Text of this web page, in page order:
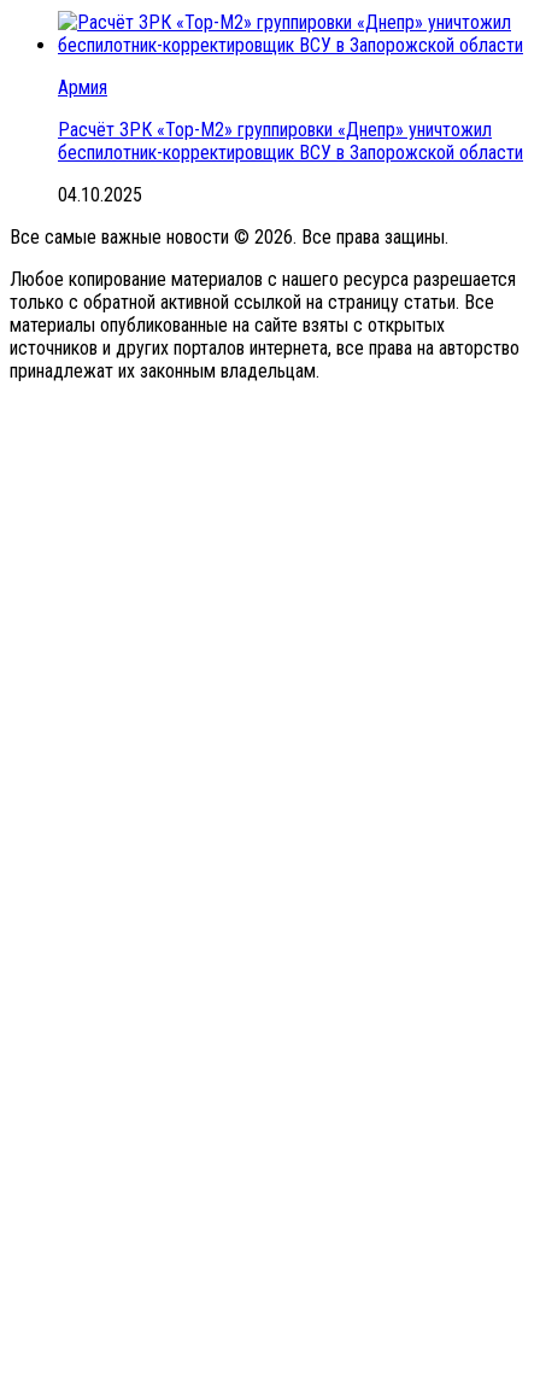
Армия
Расчёт ЗРК «Тор-М2» группировки «Днепр» уничтожил
беспилотник-корректировщик ВСУ в Запорожской области
04.10.2025
Все самые важные новости © 2026. Все права защины.
Любое копирование материалов с нашего ресурса разрешается
только с обратной активной ссылкой на страницу статьи. Все
материалы опубликованные на сайте взяты с открытых
источников и других порталов интернета, все права на авторство
принадлежат их законным владельцам.